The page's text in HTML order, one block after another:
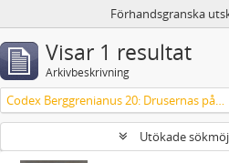
Förhandsgranska
Visar 1 resultat
Arkivbeskrivning
Codex Berggrenianus 20: Drusernas på Libanon heliga bok
Utökade